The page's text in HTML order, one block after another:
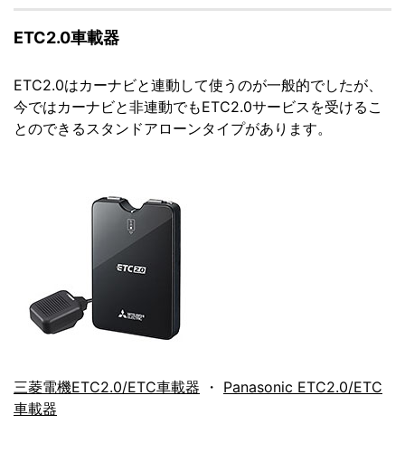
ETC2.0車載器
ETC2.0はカーナビと連動して使うのが一般的でしたが、
今ではカーナビと非連動でもETC2.0サービスを受けるこ
とのできるスタンドアローンタイプがあります。
三菱電機ETC2.0/ETC車載器 ・ Panasonic ETC2.0/ETC
車載器